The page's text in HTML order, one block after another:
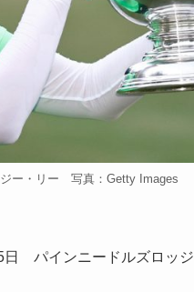
ー・リー 写真：Getty Images
パインニードルズロッジ